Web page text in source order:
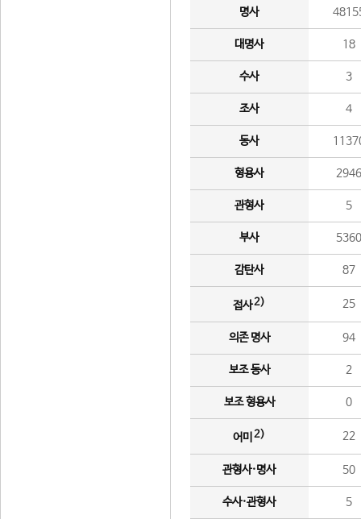
명사
대명사 18
수사 3
조사 4
동사
형용사 2946
관형사 5
부사 5360
감탄사 87
접사2) 25
의존 명사 94
보조 동사 2
보조 형용사 0
어미 2) 22
관형사·명사 50
수사·관형사 5